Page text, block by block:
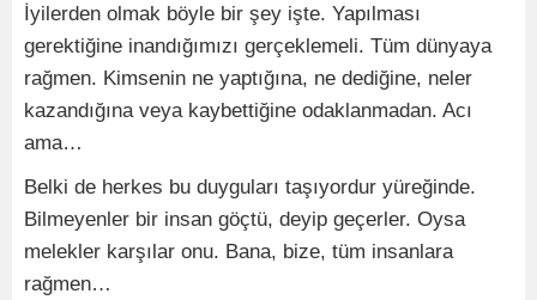
İyilerden olmak böyle bir şey işte. Yapılması
gerektiğine inandığımızı gerçeklemeli. Tüm dünyaya
rağmen. Kimsenin ne yaptığına, ne dediğine, neler
kazandığına veya kaybettiğine odaklanmadan. Acı
ama…
Belki de herkes bu duyguları taşıyordur yüreğinde.
Bilmeyenler bir insan göçtü, deyip geçerler. Oysa
melekler karşılar onu. Bana, bize, tüm insanlara
rağmen…